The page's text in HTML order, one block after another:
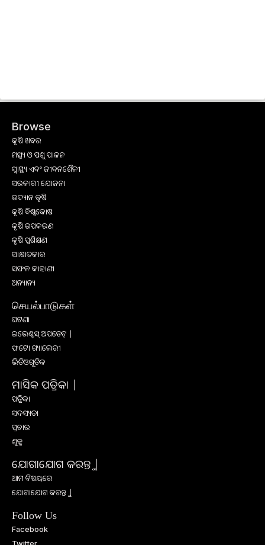
Browse
କୃଷି ଖବର
ମତ୍ସ୍ୟ ଓ ପଶୁ ପାଳନ
ସ୍ୱାସ୍ଥ୍ୟ ଏବଂ ଜୀବନଶୈଳୀ
ସରକାରୀ ଯୋଜନା
ଉଦ୍ୟାନ କୃଷି
କୃଷି ବିଶ୍ବକୋଷ
କୃଷି ଉପକରଣ
କୃଷି ପ୍ରଶିକ୍ଷଣ
ସାକ୍ଷାତକାର
ସଫଳ କାହାଣୀ
ଅନ୍ୟାନ୍ୟ
செயல்பாடுகள்
ଘଟଣା
ଇଭେଣ୍ଟସ୍ ଅପଡେଟ୍ |
ଫଟୋ ଗ୍ୟାଲେରୀ
ଭିଡିଓଗୁଡିକ
ମାସିକ ପତ୍ରିକା |
ପତ୍ରିକା
ସଦସ୍ୟତା
ପ୍ରଚାର
ଶୁଳ୍କ
ଯୋଗାଯୋଗ କରନ୍ତୁ |
ଆମ ବିଷୟରେ
ଯୋଗାଯୋଗ କରନ୍ତୁ |
Follow Us
Facebook